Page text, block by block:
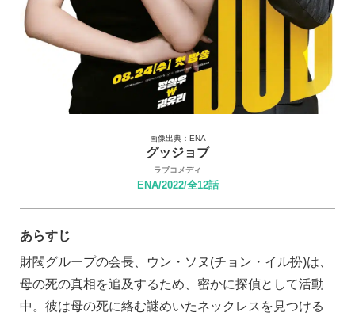
画像出典：ENA
グッジョブ
ラブコメディ
ENA/2022/全12話
あらすじ
財閥グループの会長、ウン・ソヌ(チョン・イル扮)は、
母の死の真相を追及するため、密かに探偵として活動
中。彼は母の死に絡む謎めいたネックレスを見つける